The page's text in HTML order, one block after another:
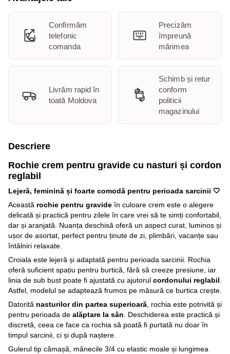
Confirmăm
telefonic
comanda
Precizăm
împreună
mărimea
Livrăm rapid în
toată Moldova
Schimb și retur
conform
politicii
magazinului
Descriere
Rochie crem pentru gravide cu nasturi și cordon
reglabil
Lejeră, feminină și foarte comodă pentru perioada sarcinii 🤍
Această rochie pentru gravideîn culoare crem este o alegere
delicată și practică pentru zilele în care vrei să te simți confortabil,
dar și aranjată. Nuanța deschisă oferă un aspect curat, luminos și
ușor de asortat, perfect pentru ținute de zi, plimbări, vacanțe sau
întâlniri relaxate.
Croiala este lejeră și adaptată pentru perioada sarcinii. Rochia
oferă suficient spațiu pentru burtică, fără să creeze presiune, iar
linia de sub bust poate fi ajustată cu ajutorul cordonului reglabil
Astfel, modelul se adaptează frumos pe măsură ce burtica crește.
Datorită nasturilor din partea superioară , rochia este potrivită și
pentru perioada de alăptare la sân . Deschiderea este practică și
discretă, ceea ce face ca rochia să poată fi purtată nu doar în
timpul sarcinii, ci și după naștere.
Gulerul tip cămașă, mânecile 3/4 cu elastic moale și lungimea